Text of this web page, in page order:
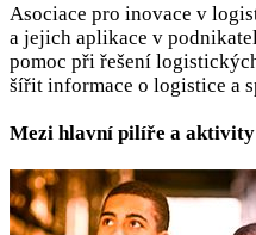
Asociace pro inovace v
a jejich aplikace v
pomoc při řešení
šířit informace o logistice a
Mezi hlavní pilíře a